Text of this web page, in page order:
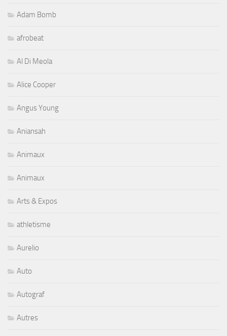
Adam Bomb
afrobeat
Al Di Meola
Alice Cooper
Angus Young
Aniansah
Animaux
Animaux
Arts & Expos
athletisme
Aurelio
Auto
Autograf
Autres